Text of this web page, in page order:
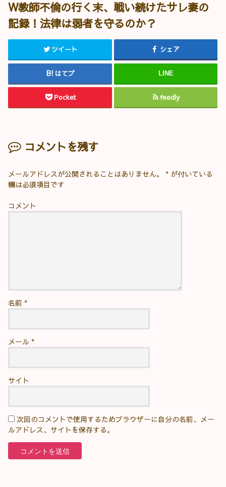
W教師不倫の行く末、戦い続けたサレ妻の
記録！法律は弱者を守るのか？
ツイート シェア
はてブ LINE
Pocket feedly
コメントを残す
メールアドレスが公開されることはありません。 * が付いている
欄は必須項目です
コメント
名前*
メール*
サイト
次回のコメントで使用するためブラウザーに自分の名前、メー
ルアドレス、サイトを保存する。